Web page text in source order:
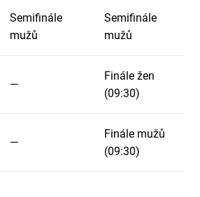
Semifinále
mužů
Semifinále
mužů
—
Finále žen
(09:30)
—
Finále mužů
(09:30)